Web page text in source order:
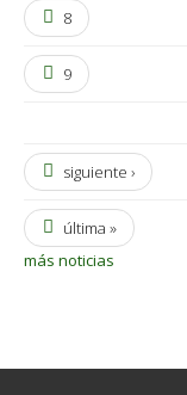
8
9
siguiente ›
última »
más noticias